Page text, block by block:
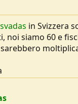
in Svizzera
noi siamo 60 e